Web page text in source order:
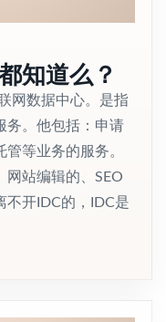
知道么？
网数据中心。是指
务。他包括：申请
等业务的服务。
网站编辑的、SEO
不开IDC的，IDC是